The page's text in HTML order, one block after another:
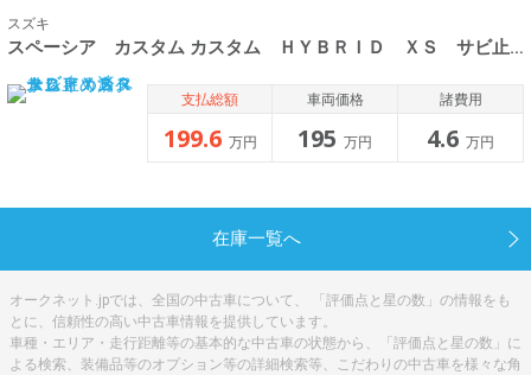
スズキ
スペーシア カスタム カスタム ＨＹＢＲＩＤ ＸＳ サビ止め済
支払総額
199.6 万円
車両価格
195 万円
諸費用
4.6 万円
在庫一覧へ
オークネット.jpでは、全国の中古車について、 「評価点と星の数」の情報をも
とに、信頼性の高い中古車情報を提供しています。
車種・エリア・走行距離等の基本的な中古車の状態から、「評価点と星の数」に
よる検索、装備品等のオプション等の詳細検索等、こだわりの中古車を様々な角